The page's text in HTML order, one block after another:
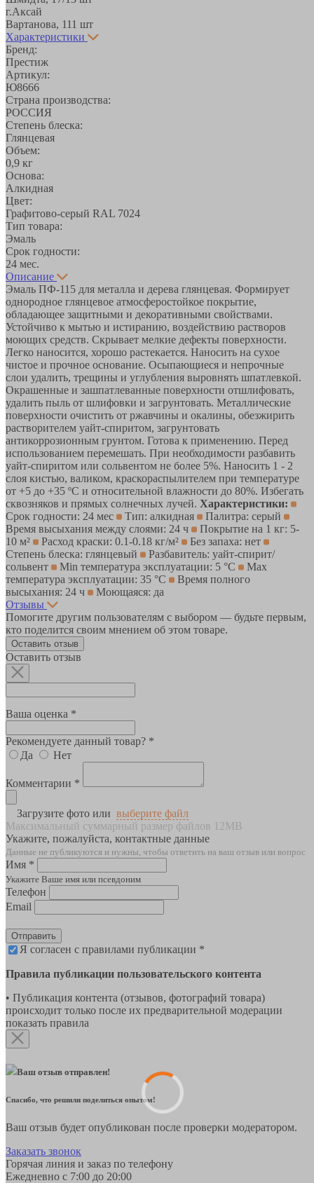
г.Аксай
Вартанова, 111 шт
Характеристики
Бренд:
Престиж
Артикул:
Ю8666
Страна производства:
РОССИЯ
Степень блеска:
Глянцевая
Объем:
0,9 кг
Основа:
Алкидная
Цвет:
Графитово-серый RAL 7024
Тип товара:
Эмаль
Срок годности:
24 мес.
Описание
Эмаль ПФ-115 для металла и дерева глянцевая. Формирует
однородное глянцевое атмосферостойкое покрытие,
обладающее защитными и декоративными свойствами.
Устойчиво к мытью и истиранию, воздействию растворов
моющих средств. Скрывает мелкие дефекты поверхности.
Легко наносится, хорошо растекается. Наносить на сухое
чистое и прочное основание. Осыпающиеся и непрочные
слои удалить, трещины и углубления выровнять шпатлевкой.
Окрашенные и зашпатлеванные поверхности отшлифовать,
удалить пыль от шлифовки и загрунтовать. Металлические
поверхности очистить от ржавчины и окалины, обезжирить
растворителем уайт-спиритом, загрунтовать
антикоррозионным грунтом. Готова к применению. Перед
использованием перемешать. При необходимости разбавить
уайт-спиритом или сольвентом не более 5%. Наносить 1 - 2
слоя кистью, валиком, краскораспылителем при температуре
от +5 до +35 ºС и относительной влажности до 80%. Избегать
сквозняков и прямых солнечных лучей. Характеристики:
Срок годности: 24 мес
Тип: алкидная
Палитра: серый
Время высыхания между слоями: 24 ч
Покрытие на 1 кг: 5-
10 м²
Расход краски: 0.1-0.18 кг/м²
Без запаха: нет
Степень блеска: глянцевый
Разбавитель: уайт-спирит/
сольвент
Min температура эксплуатации: 5 °С
Max
температура эксплуатации: 35 °С
Время полного
высыхания: 24 ч
Моющаяся: да
Отзывы
Помогите другим пользователям с выбором — будьте первым,
кто поделится своим мнением об этом товаре.
Оставить отзыв
Оставить отзыв
Ваша оценка *
Рекомендуете данный товар? *
Да
Нет
Комментарии *
Загрузите фото или выберите файл
Максимальный суммарный размер файлов 12MB
Укажите, пожалуйста, контактные данные
Данные не публикуются и нужны, чтобы ответить на ваш отзыв или вопрос
Имя *
Укажите Ваше имя или псевдоним
Телефон
Email
Отправить
Я согласен с правилами публикации *
Правила публикации пользовательского контента
• Публикация контента (отзывов, фотографий товара)
происходит только после их предварительной модерации
показать правила
Ваш отзыв отправлен!
Спасибо, что решили поделиться опытом!
Ваш отзыв будет опубликован после проверки модератором.
Заказать звонок
Горячая линия и заказ по телефону
Ежедневно с 7:00 до 20:00